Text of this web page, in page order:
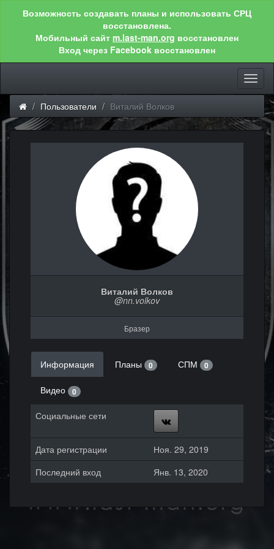
Возможность создавать планы и использовать СРЦ
восстановлена.
Мобильный сайт m.last-man.org восстановлен
Вход через Facebook восстановлен
Пользователи
Виталий Волков
Виталий Волков
@nn.volkov
Бразер
Информация Планы 0 СПМ 0
Видео 0
Социальные сети
Дата регистрации
Ноя. 29, 2019
Последний вход
Янв. 13, 2020